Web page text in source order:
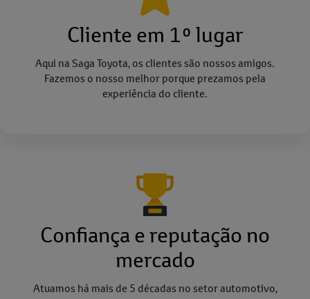
Cliente em 1º lugar
Aqui na Saga Toyota, os clientes são nossos amigos.
Fazemos o nosso melhor porque prezamos pela
experiência do cliente.
Confiança e reputação no
mercado
Atuamos há mais de 5 décadas no setor automotivo,